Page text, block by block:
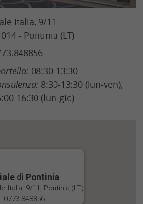
Italia, 9/11
- Pontinia (LT)
08:30-13:30
8:30-13:30 (lun-ven),
16:30 (lun-gio)
di Pontinia
Italia, 9/11, Pontinia (LT)
0773.848856